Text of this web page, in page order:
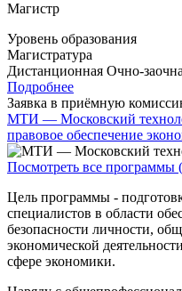
Магистр
Уровень образования
Магистратура
Дистанционная Очно-
Подробнее
Заявка в приёмную
МТИ — Московский
правовое обеспечение
Посмотреть все программы
Цель программы -
специалистов в области
безопасности личности,
экономической
сфере экономики.